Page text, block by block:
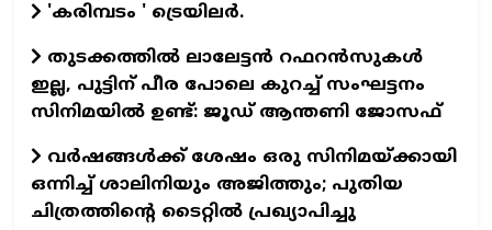
'കരിമ്പടം ' ട്രെയിലര്‍.
തുടക്കത്തില്‍ ലാലേട്ടന്‍ റഫറന്‍സുകള്‍
ഇല്ല, പുട്ടിന് പീര പോലെ കുറച്ച് സംഘട്ടനം
സിനിമയില്‍ ഉണ്ട്: ജൂഡ് ആന്തണി ജോസഫ്
വര്‍ഷങ്ങള്‍ക്ക് ശേഷം ഒരു സിനിമയ്ക്കായി
ഒന്നിച്ച് ശാലിനിയും അജിത്തും; പുതിയ
ചിത്രത്തിന്റെ ടൈറ്റില്‍ പ്രഖ്യാപിച്ചു